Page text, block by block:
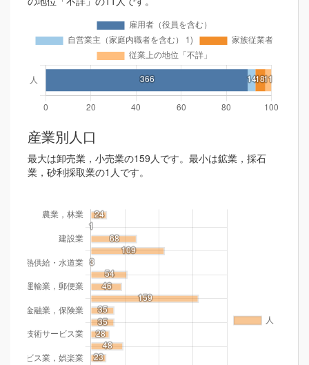
産業別人口
最大は卸売業，小売業の159人です。最小は鉱業，採石
業，砂利採取業の1人です。